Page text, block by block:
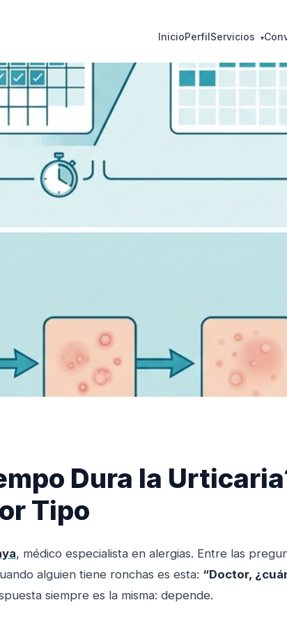
InicioPerfilServicios ▾
Dura la
Tipo
, médico especialista en alergias. Entre las
alguien tiene ronchas es esta: “Doctor,
siempre es la misma: depende.